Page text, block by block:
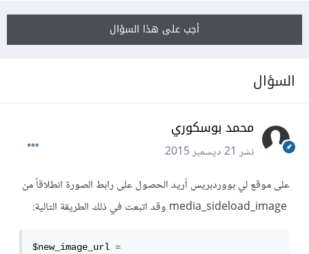
أجب على هذا السؤال
السؤال
محمد بوسكوري
نشر21 ديسمبر 2015
على موقع لي بووردبريس أريد الحصول على رابط الصورة انطلاقاً من
media_sideload_image وقد اتبعت في ذلك الطريقة التالية:
$new_image_url =